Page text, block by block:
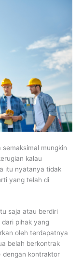
mungkin
kalau
itu nyatanya tidak
yang telah di
saja atau berdiri
pihak yang
oleh terdapatnya
belah berkontrak
dengan kontraktor